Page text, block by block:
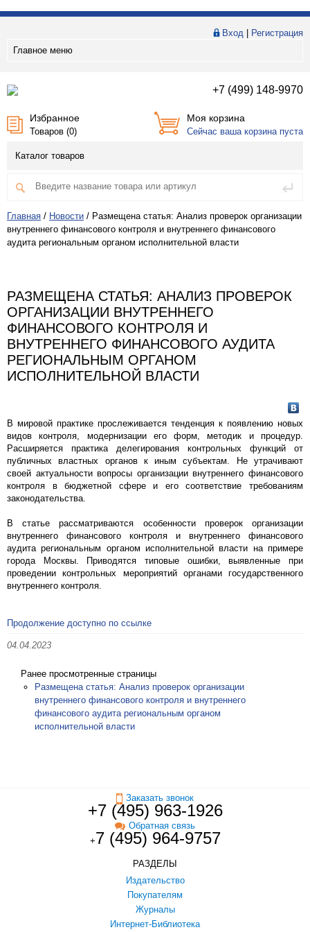
Вход
Регистрация
Главное меню
+7 (499) 148-9970
Избранное
Товаров (0)
Моя корзина
Сейчас ваша корзина пуста
Каталог товаров
Главная / Новости / Размещена статья: Анализ проверок организации
внутреннего финансового контроля и внутреннего финансового
аудита региональным органом исполнительной власти
РАЗМЕЩЕНА СТАТЬЯ: АНАЛИЗ ПРОВЕРОК
ОРГАНИЗАЦИИ ВНУТРЕННЕГО
ФИНАНСОВОГО КОНТРОЛЯ И
ВНУТРЕННЕГО ФИНАНСОВОГО АУДИТА
РЕГИОНАЛЬНЫМ ОРГАНОМ
ИСПОЛНИТЕЛЬНОЙ ВЛАСТИ
В мировой практике прослеживается тенденция к появлению новых
видов контроля, модернизации его форм, методик и процедур.
Расширяется практика делегирования контрольных функций от
публичных властных органов к иным субъектам. Не утрачивают
своей актуальности вопросы организации внутреннего финансового
контроля в бюджетной сфере и его соответствие требованиям
законодательства.
В статье рассматриваются особенности проверок организации
внутреннего финансового контроля и внутреннего финансового
аудита региональным органом исполнительной власти на примере
города Москвы. Приводятся типовые ошибки, выявленные при
проведении контрольных мероприятий органами государственного
внутреннего контроля.
Продолжение доступно по ссылке
04.04.2023
Ранее просмотренные страницы
Размещена статья: Анализ проверок организации
внутреннего финансового контроля и внутреннего
финансового аудита региональным органом
исполнительной власти
Заказать звонок
+7 (495) 963-1926
Обратная связь
+7 (495) 964-9757
РАЗДЕЛЫ
Издательство
Покупателям
Журналы
Интернет-Библиотека